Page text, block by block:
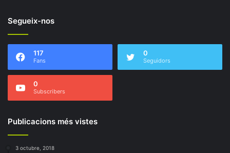
Segueix-nos
117
Fans
0
Seguidors
0
Subscribers
Publicacions més vistes
3 octubre, 2018